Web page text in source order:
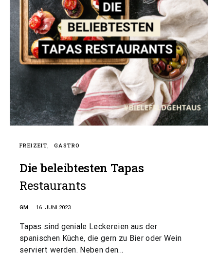
FREIZEIT GASTRO
Die beleibtesten Tapas
Restaurants
GM 16. JUNI 2023
Tapas sind geniale Leckereien aus der
spanischen Küche, die gern zu Bier oder Wein
serviert werden. Neben den…